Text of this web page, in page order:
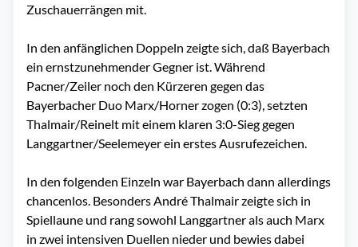
Zuschauerrängen mit.
In den anfänglichen Doppeln zeigte sich, daß Bayerbach
ein ernstzunehmender Gegner ist. Während
Pacner/Zeiler noch den Kürzeren gegen das
Bayerbacher Duo Marx/Horner zogen (0:3), setzten
Thalmair/Reinelt mit einem klaren 3:0-Sieg gegen
Langgartner/Seelemeyer ein erstes Ausrufezeichen.
In den folgenden Einzeln war Bayerbach dann allerdings
chancenlos. Besonders André Thalmair zeigte sich in
Spiellaune und rang sowohl Langgartner als auch Marx
in zwei intensiven Duellen nieder und bewies dabei